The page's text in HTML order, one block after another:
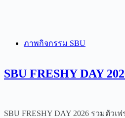
ภาพกิจกรรม SBU
SBU FRESHY DAY
SBU FRESHY DAY 2026 รวมตัวเ